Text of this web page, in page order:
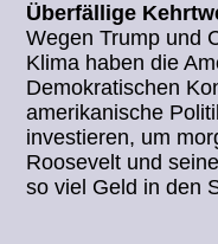
Überfällige
Wegen Trump und
Klima haben die
Demokratischen
amerikanische
investieren, um
Roosevelt und
so viel Geld in den